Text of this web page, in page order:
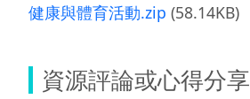
健康與體育活動.zip (58.14KB)
資源評論或心得分享